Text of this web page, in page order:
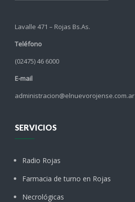
Lavalle 471 – Rojas Bs.As.
Teléfono
(02475) 46 6000
E-mail
administracion@elnuevorojense.com.ar
SERVICIOS
Radio Rojas
Farmacia de turno en Rojas
Necrológicas